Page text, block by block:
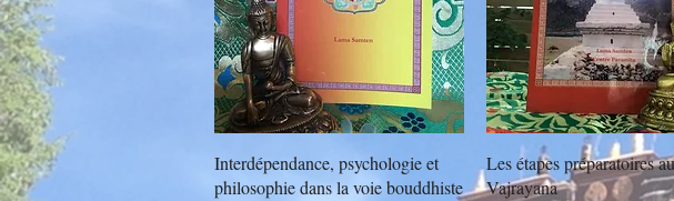
Quick View
Interdépendance, psychologie et
philosophie dans la voie bouddhiste
Quick View
Les étapes préparatoires au
Vajrayana